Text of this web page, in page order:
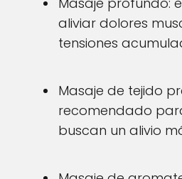
aliviar dolores
tensiones
Masaje de tejido
recomendado
buscan un alivio